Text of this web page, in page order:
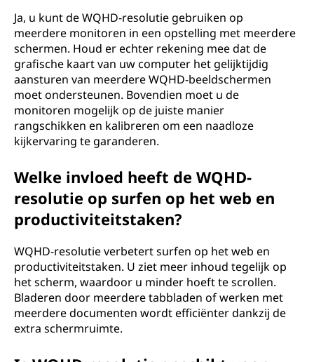
Ja, u kunt de WQHD-resolutie gebruiken op
meerdere monitoren in een opstelling met meerdere
schermen. Houd er echter rekening mee dat de
grafische kaart van uw computer het gelijktijdig
aansturen van meerdere WQHD-beeldschermen
moet ondersteunen. Bovendien moet u de
monitoren mogelijk op de juiste manier
rangschikken en kalibreren om een naadloze
kijkervaring te garanderen.
Welke invloed heeft de WQHD-
resolutie op surfen op het web en
productiviteitstaken?
WQHD-resolutie verbetert surfen op het web en
productiviteitstaken. U ziet meer inhoud tegelijk op
het scherm, waardoor u minder hoeft te scrollen.
Bladeren door meerdere tabbladen of werken met
meerdere documenten wordt efficiënter dankzij de
extra schermruimte.